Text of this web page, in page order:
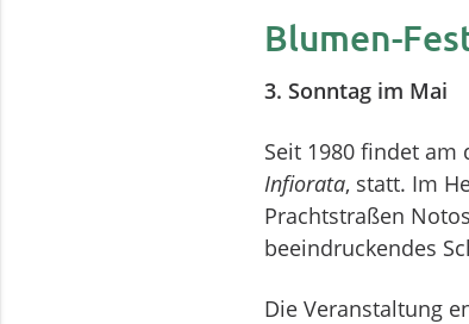
Blumen-
3. Sonntag im Mai
Seit 1980 findet
Infiorata, statt. Im
Prachtstraßen
beeindruckendes
Die Veranstaltung